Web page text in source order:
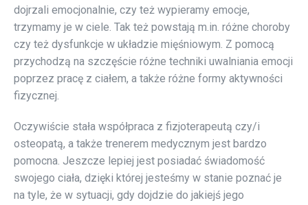
dojrzali emocjonalnie, czy też wypieramy emocje,
trzymamy je w ciele. Tak też powstają m.in. różne choroby
czy też dysfunkcje w układzie mięśniowym. Z pomocą
przychodzą na szczęście różne techniki uwalniania emocji
poprzez pracę z ciałem, a także różne formy aktywności
fizycznej.
Oczywiście stała współpraca z fizjoterapeutą czy/i
osteopatą, a także trenerem medycznym jest bardzo
pomocna. Jeszcze lepiej jest posiadać świadomość
swojego ciała, dzięki której jesteśmy w stanie poznać je
na tyle, że w sytuacji, gdy dojdzie do jakiejś jego